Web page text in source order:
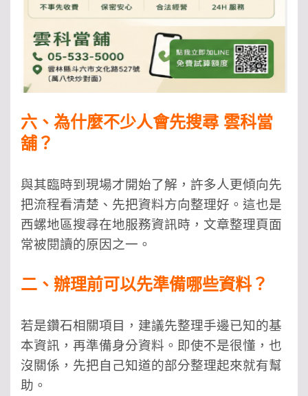
六、為什麼不少人會先搜尋 雲科當
舖？
與其臨時到現場才開始了解，許多人更傾向先
把流程看清楚、先把資料方向整理好。這也是
西螺地區搜尋在地服務資訊時，文章整理頁面
常被閱讀的原因之一。
二、辦理前可以先準備哪些資料？
若是鑽石相關項目，建議先整理手邊已知的基
本資訊，再準備身分資料。即使不是很懂，也
沒關係，先把自己知道的部分整理起來就有幫
助。